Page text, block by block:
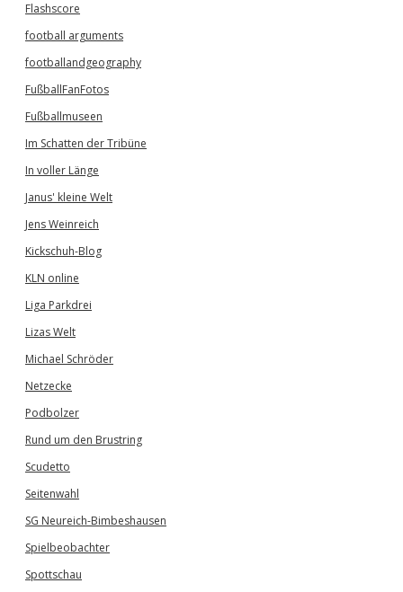
Flashscore
football arguments
footballandgeography
FußballFanFotos
Fußballmuseen
Im Schatten der Tribüne
In voller Länge
Janus' kleine Welt
Jens Weinreich
Kickschuh-Blog
KLN online
Liga Parkdrei
Lizas Welt
Michael Schröder
Netzecke
Podbolzer
Rund um den Brustring
Scudetto
Seitenwahl
SG Neureich-Bimbeshausen
Spielbeobachter
Spottschau